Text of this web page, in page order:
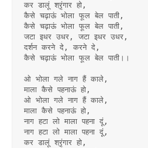
कर डालूं श्रृंगार हो,
कैसे चढ़ाऊं भोला फूल बेल पाती,
कैसे चढ़ाऊं भोला फूल बेल पाती,
जटा इधर उधर, जटा इधर उधर,
दर्शन करने दे, करने दे,
कैसे चढ़ाऊं भोला फूल बेल पाती।।
ओ भोला गले नाग हैं काले,
माला कैसे पहनाऊं हो,
ओ भोला गले नाग हैं काले,
माला कैसे पहनाऊं हो,
नाग हटा लो माला पहना दूं,
नाग हटा लो माला पहना दूं,
कर डालूं श्रृंगार हो,